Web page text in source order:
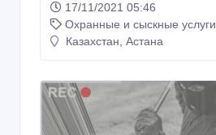
17/11/2021 05:46
Охранные и сыскные услуги
Казахстан, Астана